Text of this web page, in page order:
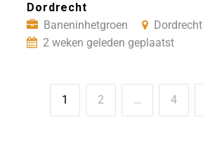
Dordrecht
Baneninhetgroen
Dordrecht
2 weken geleden geplaatst
1 2 … 4